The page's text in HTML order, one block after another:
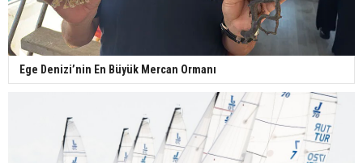
Ege Denizi’nin En Büyük Mercan Ormanı